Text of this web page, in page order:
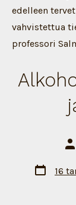
edelleen
vahvistettua
professori
Artikkelin
16